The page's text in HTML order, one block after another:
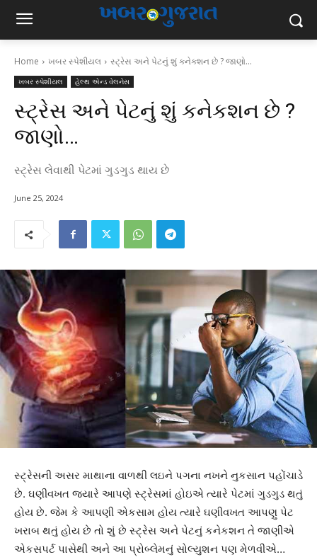
Home ખબર સ્પેશીયલ સ્ટ્રેસ અને પેટનું શું કનેકશન છે ? જાણો...
ખબર સ્પેશીયલ હેલ્થ એન્ડ વેલનેસ
સ્ટ્રેસ અને પેટનું શું કનેકશન છે ?
જાણો…
સ્ટ્રેસ લેવાથી પેટમાં ગુડગુડ થાય છે
June 25, 2024
સ્ટ્રેસની અસર માથાના વાળથી લઇને પગના નખને નુકસાન પહોંચાડે
છે. ઘણીવખત જ્યારે આપણે સ્ટ્રેસમાં હોઇએ ત્યારે પેટમાં ગુડગુડ થતું
હોય છે. જેમ કે આપણી એકસામ હોય ત્યારે ઘણીવખત આપણુ પેટ
ખરાબ થતું હોય છે તો શું છે સ્ટ્રેસ અને પેટનું કનેકશન તે જાણીએ
એકસપર્ટ પાસેથી અને આ પ્રોબ્લેમનું સોલ્યુશન પણ મેળવીએ…